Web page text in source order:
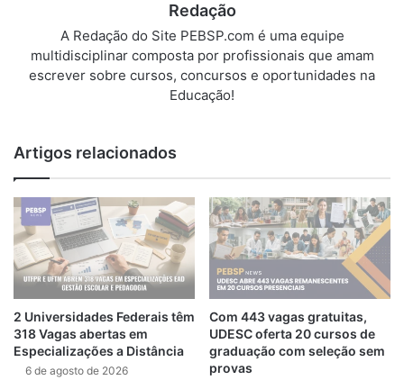
Redação
A Redação do Site PEBSP.com é uma equipe
multidisciplinar composta por profissionais que amam
escrever sobre cursos, concursos e oportunidades na
Educação!
Artigos relacionados
2 Universidades Federais têm
318 Vagas abertas em
Especializações a Distância
6 de agosto de 2026
Com 443 vagas gratuitas,
UDESC oferta 20 cursos de
graduação com seleção sem
provas